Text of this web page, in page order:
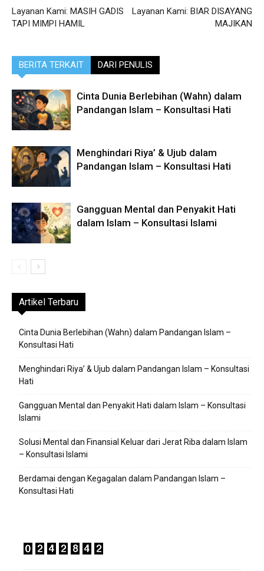
Layanan Kami: MASIH GADIS
TAPI MIMPI HAMIL
Layanan Kami: BIAR DISAYANG
MAJIKAN
BERITA TERKAIT DARI PENULIS
Cinta Dunia Berlebihan (Wahn) dalam
Pandangan Islam – Konsultasi Hati
Menghindari Riya’ & Ujub dalam
Pandangan Islam – Konsultasi Hati
Gangguan Mental dan Penyakit Hati
dalam Islam – Konsultasi Islami
Artikel Terbaru
Cinta Dunia Berlebihan (Wahn) dalam Pandangan Islam –
Konsultasi Hati
Menghindari Riya’ & Ujub dalam Pandangan Islam – Konsultasi
Hati
Gangguan Mental dan Penyakit Hati dalam Islam – Konsultasi
Islami
Solusi Mental dan Finansial Keluar dari Jerat Riba dalam Islam
– Konsultasi Islami
Berdamai dengan Kegagalan dalam Pandangan Islam –
Konsultasi Hati